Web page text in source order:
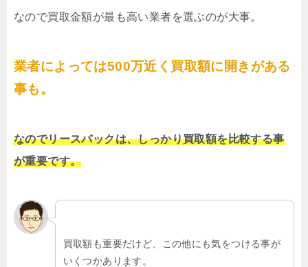
なので買取金額が最も高い業者を選ぶのが大事。
業者によっては500万近く買取額に開きがある
事も。
なのでリースバックは、しっかり買取額を比較する事
が重要です。
買取額も重要だけど、この他にも気をつける事が
いくつかあります。